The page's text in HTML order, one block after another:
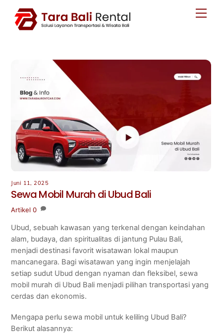
content
Juni 11, 2025
Sewa Mobil Murah di Ubud Bali
Artikel 0
Ubud, sebuah kawasan yang terkenal dengan keindahan
alam, budaya, dan spiritualitas di jantung Pulau Bali,
menjadi destinasi favorit wisatawan lokal maupun
mancanegara. Bagi wisatawan yang ingin menjelajah
setiap sudut Ubud dengan nyaman dan fleksibel, sewa
mobil murah di Ubud Bali menjadi pilihan transportasi yang
cerdas dan ekonomis.
Mengapa perlu sewa mobil untuk keliling Ubud Bali?
Berikut alasannya: